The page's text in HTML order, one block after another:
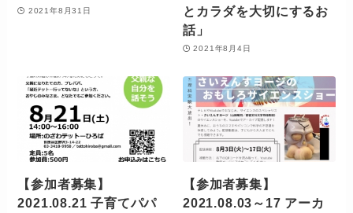
2021年8月31日
とカラダを大切にするお
話」
2021年8月4日
【参加者募集】
2021.08.21 子育てパパ
【参加者募集】
2021.08.03～17 アーカ